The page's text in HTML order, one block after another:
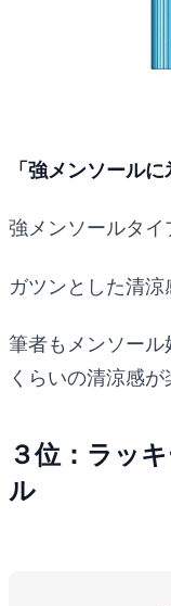
「強メンソール
強メンソールタイ
ガツンとした清涼
筆者もメンソー
くらいの清涼感が
３位：ラッ
ル